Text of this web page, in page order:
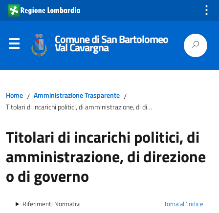
⋮
Comune di San Bartolomeo
Val Cavargna
Home / Amministrazione Trasparente /
Titolari di incarichi politici, di amministrazione, di direzione o di governo
Titolari di incarichi politici, di
amministrazione, di direzione
o di governo
Torna all'indice
Riferimenti Normativi